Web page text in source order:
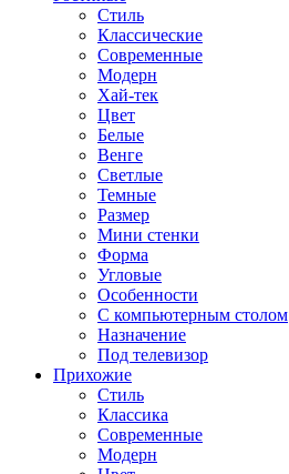
Стиль
Классические
Современные
Модерн
Хай-тек
Цвет
Белые
Венге
Светлые
Темные
Размер
Мини стенки
Форма
Угловые
Особенности
С компьютерным столом
Назначение
Под телевизор
Прихожие
Стиль
Классика
Современные
Модерн